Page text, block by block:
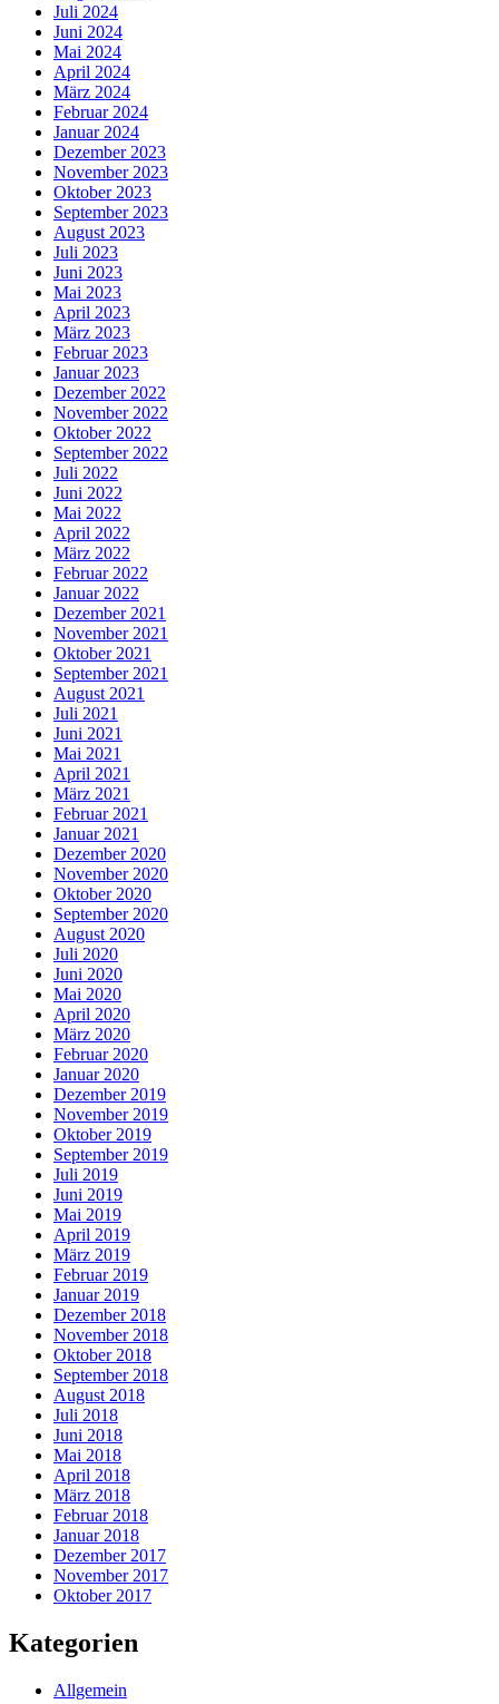
Juli 2024
Juni 2024
Mai 2024
April 2024
März 2024
Februar 2024
Januar 2024
Dezember 2023
November 2023
Oktober 2023
September 2023
August 2023
Juli 2023
Juni 2023
Mai 2023
April 2023
März 2023
Februar 2023
Januar 2023
Dezember 2022
November 2022
Oktober 2022
September 2022
Juli 2022
Juni 2022
Mai 2022
April 2022
März 2022
Februar 2022
Januar 2022
Dezember 2021
November 2021
Oktober 2021
September 2021
August 2021
Juli 2021
Juni 2021
Mai 2021
April 2021
März 2021
Februar 2021
Januar 2021
Dezember 2020
November 2020
Oktober 2020
September 2020
August 2020
Juli 2020
Juni 2020
Mai 2020
April 2020
März 2020
Februar 2020
Januar 2020
Dezember 2019
November 2019
Oktober 2019
September 2019
Juli 2019
Juni 2019
Mai 2019
April 2019
März 2019
Februar 2019
Januar 2019
Dezember 2018
November 2018
Oktober 2018
September 2018
August 2018
Juli 2018
Juni 2018
Mai 2018
April 2018
März 2018
Februar 2018
Januar 2018
Dezember 2017
November 2017
Oktober 2017
Kategorien
Allgemein